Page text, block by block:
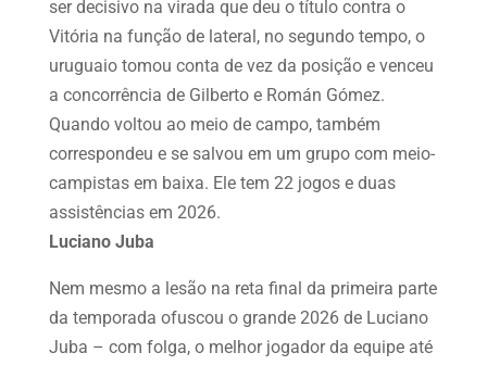
ser decisivo na virada que deu o título contra o
Vitória na função de lateral, no segundo tempo, o
uruguaio tomou conta de vez da posição e venceu
a concorrência de Gilberto e Román Gómez.
Quando voltou ao meio de campo, também
correspondeu e se salvou em um grupo com meio-
campistas em baixa. Ele tem 22 jogos e duas
assistências em 2026.
Luciano Juba
Nem mesmo a lesão na reta final da primeira parte
da temporada ofuscou o grande 2026 de Luciano
Juba – com folga, o melhor jogador da equipe até